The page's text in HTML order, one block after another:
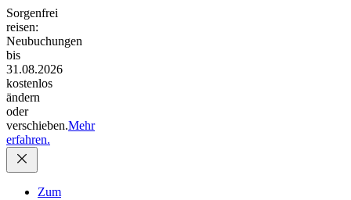
Sorgenfrei
reisen:
Neubuchungen
bis
31.08.2026
kostenlos
ändern
oder
verschieben.Mehr
erfahren.
Zum